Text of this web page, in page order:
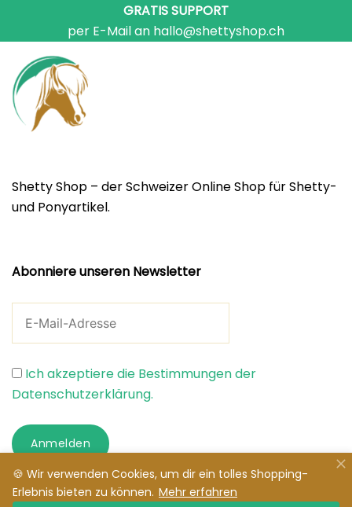
GRATIS SUPPORT
per E-Mail an hallo@shettyshop.ch
Shetty Shop – der Schweizer Online Shop für Shetty-
und Ponyartikel.
Abonniere unseren Newsletter
Ich akzeptiere die Bestimmungen der
Datenschutzerklärung.
Anmelden
🍪 Wir verwenden Cookies, um dir ein tolles Shopping-
Erlebnis bieten zu können. Mehr erfahren